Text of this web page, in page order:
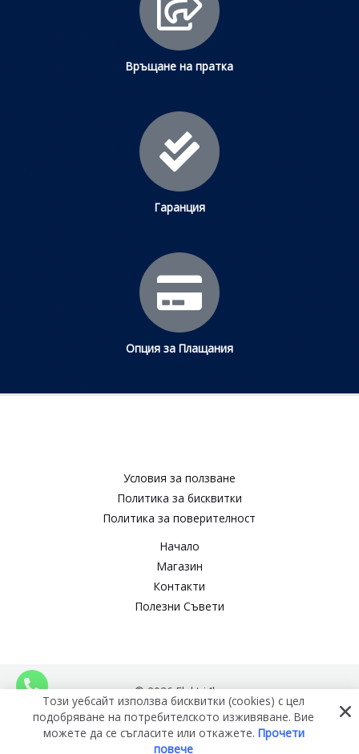
Връщане на пратка
Гаранция
Опция за Плащания
Условия за ползване​
Политика за бисквитки​
Политика за поверителност​
Начало
Магазин
Контакти
Полезни Съвети
© 2026 Elektri4ko
Този уебсайт използва бисквитки (cookies) с цел
подобряване на потребителското изживяване. Вие
можете да се съгласите или откажете. Прочети
повече